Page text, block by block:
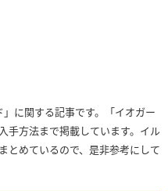
に関する記事です。「イオガー
手方法まで掲載しています。イル
とめているので、是非参考にして